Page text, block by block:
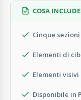
COSA INCLUDE
Cinque
Elementi di
Elementi
Disponibile in